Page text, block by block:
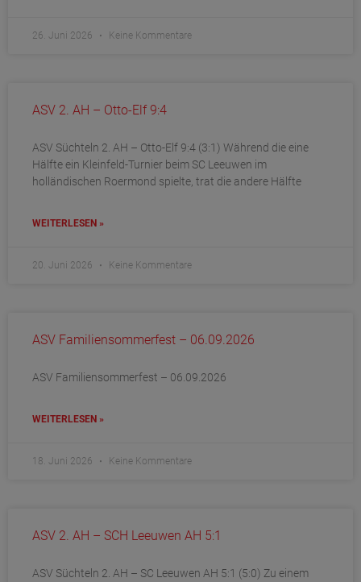
26. Juni 2026 Keine Kommentare
ASV 2. AH – Otto-Elf 9:4
ASV Süchteln 2. AH – Otto-Elf 9:4 (3:1) Während die eine
Hälfte ein Kleinfeld-Turnier beim SC Leeuwen im
holländischen Roermond spielte, trat die andere Hälfte
WEITERLESEN »
20. Juni 2026 Keine Kommentare
ASV Familiensommerfest – 06.09.2026
ASV Familiensommerfest – 06.09.2026
WEITERLESEN »
18. Juni 2026 Keine Kommentare
ASV 2. AH – SCH Leeuwen AH 5:1
ASV Süchteln 2. AH – SC Leeuwen AH 5:1 (5:0) Zu einem